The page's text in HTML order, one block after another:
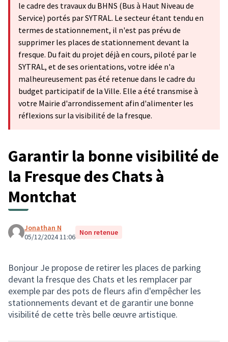
le cadre des travaux du BHNS (Bus à Haut Niveau de
Service) portés par SYTRAL. Le secteur étant tendu en
termes de stationnement, il n'est pas prévu de
supprimer les places de stationnement devant la
fresque. Du fait du projet déjà en cours, piloté par le
SYTRAL, et de ses orientations, votre idée n'a
malheureusement pas été retenue dans le cadre du
budget participatif de la Ville. Elle a été transmise à
votre Mairie d'arrondissement afin d'alimenter les
réflexions sur la visibilité de la fresque.
Garantir la bonne visibilité de
la Fresque des Chats à
Montchat
Jonathan N
05/12/2024 11:06 Non retenue
Bonjour Je propose de retirer les places de parking
devant la fresque des Chats et les remplacer par
exemple par des pots de fleurs afin d'empêcher les
stationnements devant et de garantir une bonne
visibilité de cette très belle œuvre artistique.